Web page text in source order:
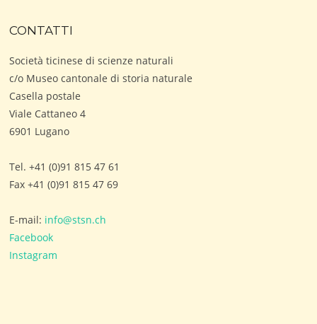
CONTATTI
Società ticinese di scienze naturali
c/o Museo cantonale di storia naturale
Casella postale
Viale Cattaneo 4
6901 Lugano
Tel. +41 (0)91 815 47 61
Fax +41 (0)91 815 47 69
E-mail: info@stsn.ch
Facebook
Instagram